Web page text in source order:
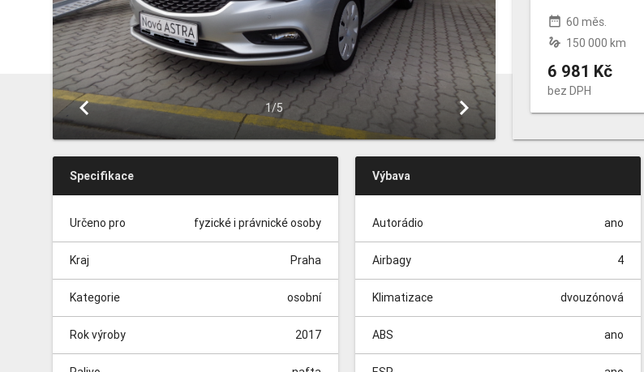
keyboard_arrow_left 1/5 keyboard_arrow_right
date_range 60 měs.
gesture 150 000 km
6 981 Kč
bez DPH
Specifikace
Určeno pro fyzické i právnické osoby
Kraj Praha
Kategorie osobní
Rok výroby 2017
Výbava
Autorádio ano
Airbagy 4
Klimatizace dvouzónová
ABS ano